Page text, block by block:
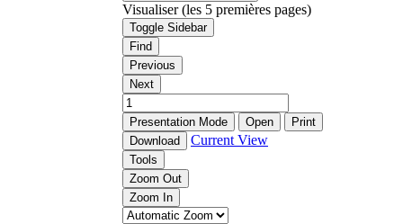
Visualiser (les 5 premières pages)
Toggle Sidebar
Find
Previous
Next
Presentation Mode Open
Print
Download
Current View
Tools
Zoom Out
Zoom In